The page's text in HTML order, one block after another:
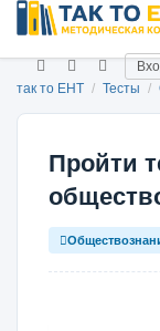
так то ЕНТ / Тесты /
Пройти